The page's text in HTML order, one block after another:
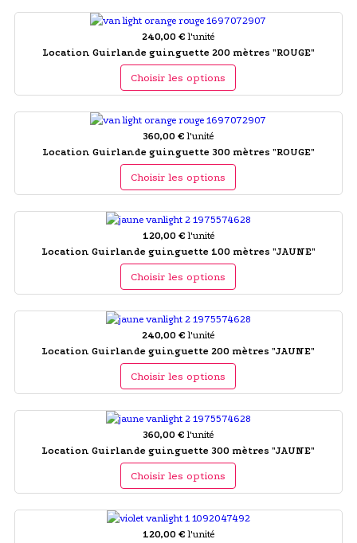
240,00 € l'unité
Location Guirlande guinguette 200 mètres "ROUGE"
Choisir les options
360,00 € l'unité
Location Guirlande guinguette 300 mètres "ROUGE"
Choisir les options
120,00 € l'unité
Location Guirlande guinguette 100 mètres "JAUNE"
Choisir les options
240,00 € l'unité
Location Guirlande guinguette 200 mètres "JAUNE"
Choisir les options
360,00 € l'unité
Location Guirlande guinguette 300 mètres "JAUNE"
Choisir les options
120,00 € l'unité